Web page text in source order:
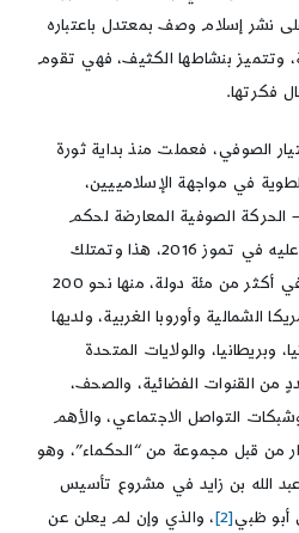
نشر إسلام وصف بمعتدل باعتباره
وتتميز بنشاطها الكثيف، فهي تقوم
فكرتها.
الصوفي، فعملت منذ بداية ثورة
في مواجهة الإسلامييين،
الصوفية المعارضة لحكم
أردوغان – في انقلابها الفاشل عليه في تموز 2016، هذا وتمتلك
جماعة غولن نحو ألف مدرسة في أكثر من مئة دولة، منها نحو 200
الشمالية وأوروبا الغربية، ولديها
وبريطانيا، والولايات المتحدة
من القنوات الفضائية، والصحف،
التواصل الاجتماعي، والأهم
من قبل مجموعة من “الحكماء”، وهو
الله بن زايد في مشروع تأسيس
أبو ظبي[2]
، والذي وإن لم يعلن عن